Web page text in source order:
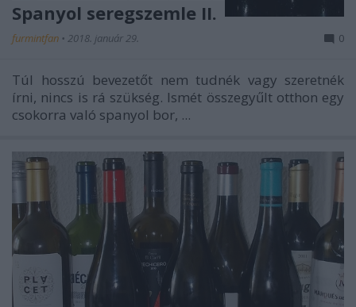
Spanyol seregszemle II.
furmintfan • 2018. január 29. 0
Túl hosszú bevezetőt nem tudnék vagy szeretnék
írni, nincs is rá szükség. Ismét összegyűlt otthon egy
csokorra való spanyol bor, ...